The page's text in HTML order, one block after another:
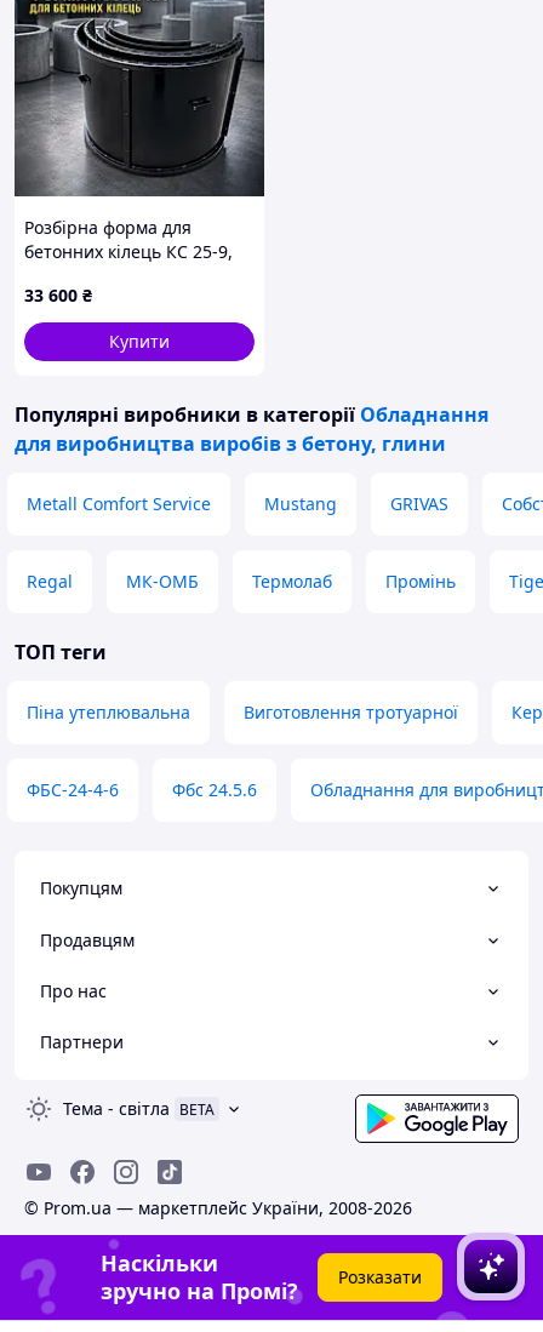
Розбірна форма для
бетонних кілець КС 25-9,
100 мм)
33 600 ₴
Купити
Популярні виробники в категорії Обладнання
для виробництва виробів з бетону, глини
Metall Comfort Service Mustang GRIVAS
Regal МК-ОМБ Термолаб Промінь
ТОП теги
Піна утеплювальна Виготовлення тротуарної
ФБС-24-4-6 Фбс 24.5.6 Обладнання для
Покупцям
Продавцям
Про нас
Партнери
Тема - світла BETA
© Prom.ua — маркетплейс України, 2008-2026
Наскільки
зручно на Промі?
Розказати